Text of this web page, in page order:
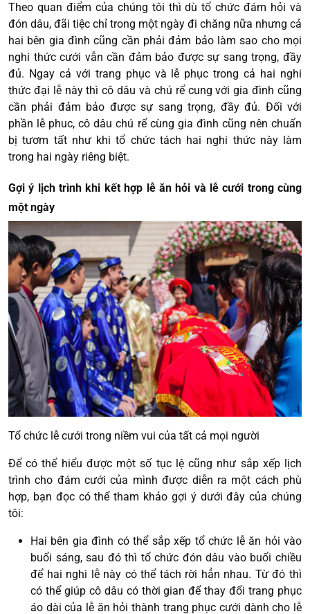
Theo quan điểm của chúng tôi thì dù tổ chức đám hỏi và
đón dâu, đãi tiệc chỉ trong một ngày đi chăng nữa nhưng cả
hai bên gia đình cũng cần phải đảm bảo làm sao cho mọi
nghi thức cưới vẫn cần đảm bảo được sự sang trọng, đầy
đủ. Ngay cả với trang phục và lễ phục trong cả hai nghi
thức đại lễ này thì cô dâu và chú rể cung với gia đình cũng
cần phải đảm bảo được sự sang trọng, đầy đủ. Đối với
phần lễ phuc, cô dâu chú rể cùng gia đình cũng nên chuẩn
bị tươm tất như khi tổ chức tách hai nghi thức này làm
trong hai ngày riêng biệt.
Gợi ý lịch trình khi kết hợp lễ ăn hỏi và lễ cưới trong cùng
một ngày
Tổ chức lễ cưới trong niềm vui của tất cả mọi người
Để có thể hiểu được một số tục lệ cũng như sắp xếp lịch
trình cho đám cưới của mình được diễn ra một cách phù
hợp, bạn đọc có thể tham khảo gợi ý dưới đây của chúng
tôi:
Hai bên gia đình có thể sắp xếp tổ chức lễ ăn hỏi vào
buổi sáng, sau đó thì tổ chức đón dâu vào buổi chiều
để hai nghi lễ này có thể tách rời hẳn nhau. Từ đó thì
có thể giúp cô dâu có thời gian để thay đổi trang phục
áo dài của lễ ăn hỏi thành trang phục cưới dành cho lễ